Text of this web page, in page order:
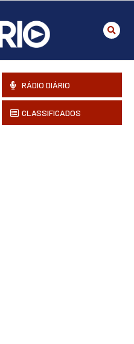
RÁDIO DIÁRIO
CLASSIFICADOS